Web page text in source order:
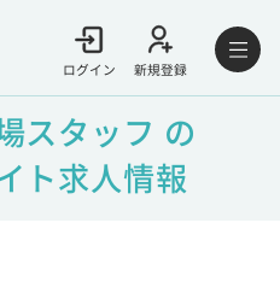
ログイン 新規登録
スタッフ の
ト求人情報